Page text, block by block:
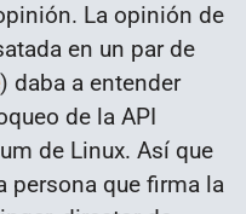
La opinión de
en un par de
) daba a entender
de la API
de Linux. Así que
persona que firma la